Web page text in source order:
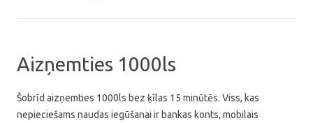
Aizņemties 1000ls
Šobrīd aizņemties 1000ls bez ķīlas 15 minūtēs. Viss, kas
nepieciešams naudas iegūšanai ir bankas konts, mobilais